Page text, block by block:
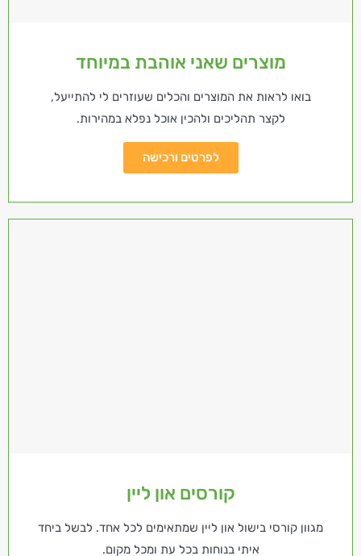
מוצרים שאני אוהבת במיוחד
בואו לראות את המוצרים והכלים שעוזרים לי להתייעל,
לקצר תהליכים ולהכין אוכל נפלא במהירות.
לפרטים ורכישה
קורסים און ליין
מגוון קורסי בישול און ליין שמתאימים לכל אחד. לבשל ביחד
איתי בנוחות בכל עת ומכל מקום.